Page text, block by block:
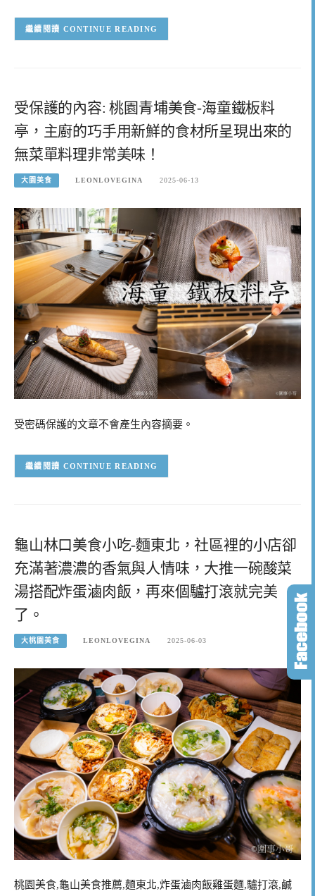
CONTINUE READING
受保護的內容: 桃園青埔美食-海童鐵板料
亭，主廚的巧手用新鮮的食材所呈現出來的
無菜單料理非常美味！
大園美食 LEONLOVEGINA 2025-06-13
受密碼保護的文章不會產生內容摘要。
CONTINUE READING
龜山林口美食小吃-麵東北，社區裡的小店卻
充滿著濃濃的香氣與人情味，大推一碗酸菜
湯搭配炸蛋滷肉飯，再來個驢打滾就完美
了。
大桃園美食 LEONLOVEGINA 2025-06-03
桃園美食,龜山美食推薦,麵東北,炸蛋滷肉飯雞蛋麵,驢打滾,鹹